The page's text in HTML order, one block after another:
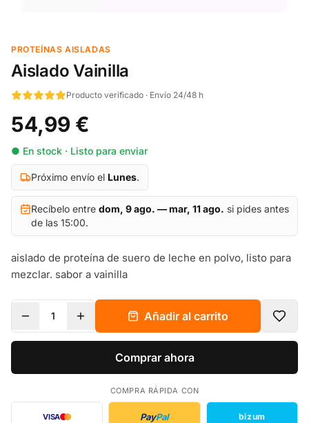
PROTEÍNAS AISLADAS
Aislado Vainilla
Producto verificado · Envío 24/48 h
54,99 €
● En stock · Listo para enviar
Próximo envío el Lunes.
Recíbelo entre dom, 9 ago. — mar, 11 ago. si pides antes
de las 15:00.
aislado de proteína de suero de leche en polvo, listo para
mezclar. sabor a vainilla
1 Añadir al carrito
Comprar ahora
COMPRA RÁPIDA CON
VISA PayPal bizum